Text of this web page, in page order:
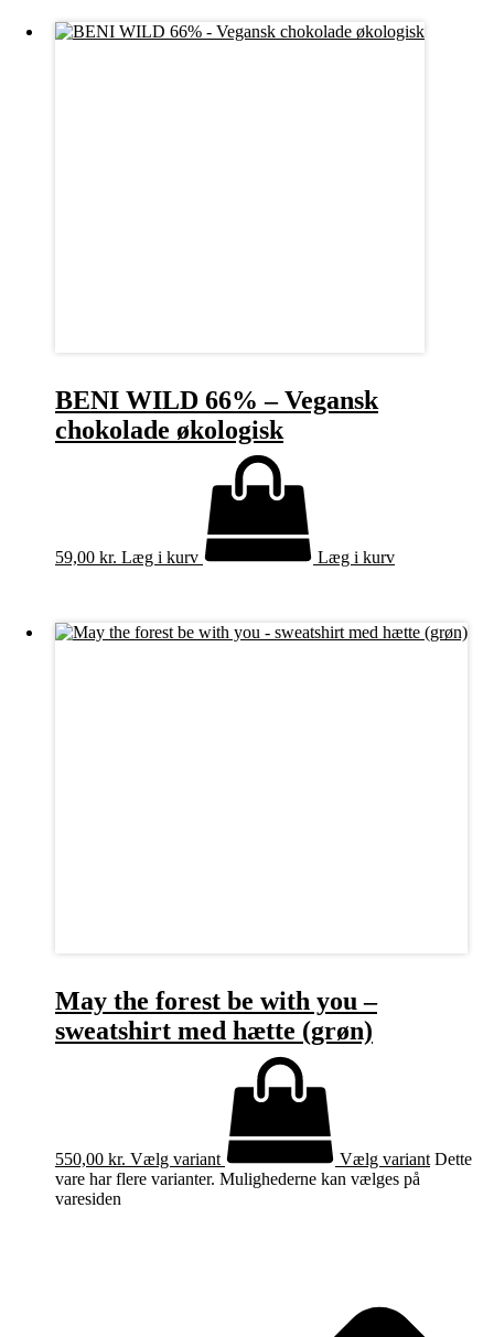
BENI WILD 66% – Vegansk
chokolade økologisk
59,00 kr. Læg i kurv Læg i kurv
May the forest be with you –
sweatshirt med hætte (grøn)
550,00 kr. Vælg variant Vælg variant Dette
vare har flere varianter. Mulighederne kan vælges på
varesiden